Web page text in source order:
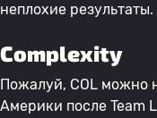
неплохие результаты.
Complexity
Пожалуй, COL можно
Америки после Team